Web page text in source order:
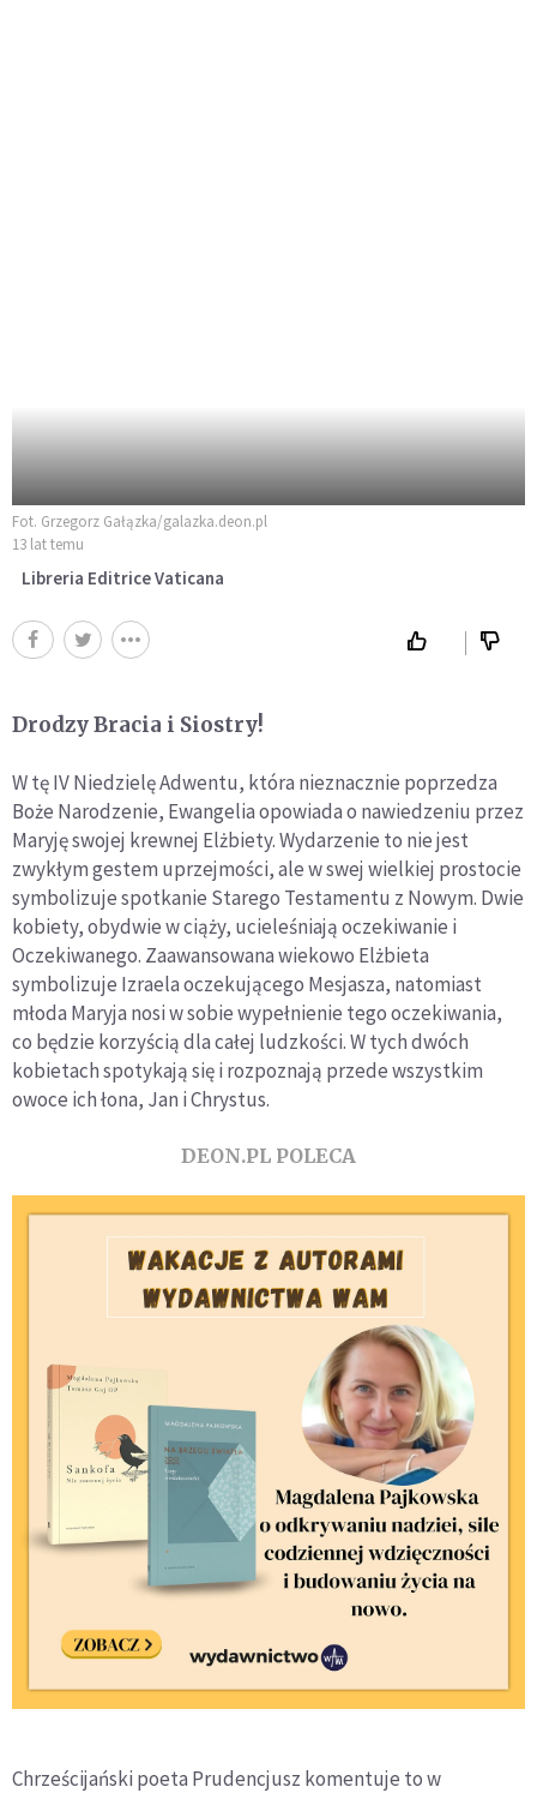
Fot. Grzegorz Gałązka/galazka.deon.pl
13 lat temu
Libreria Editrice Vaticana
Drodzy Bracia i Siostry!
W tę IV Niedzielę Adwentu, która nieznacznie poprzedza
Boże Narodzenie, Ewangelia opowiada o nawiedzeniu przez
Maryję swojej krewnej Elżbiety. Wydarzenie to nie jest
zwykłym gestem uprzejmości, ale w swej wielkiej prostocie
symbolizuje spotkanie Starego Testamentu z Nowym. Dwie
kobiety, obydwie w ciąży, ucieleśniają oczekiwanie i
Oczekiwanego. Zaawansowana wiekowo Elżbieta
symbolizuje Izraela oczekującego Mesjasza, natomiast
młoda Maryja nosi w sobie wypełnienie tego oczekiwania,
co będzie korzyścią dla całej ludzkości. W tych dwóch
kobietach spotykają się i rozpoznają przede wszystkim
owoce ich łona, Jan i Chrystus.
DEON.PL POLECA
Chrześcijański poeta Prudencjusz komentuje to w